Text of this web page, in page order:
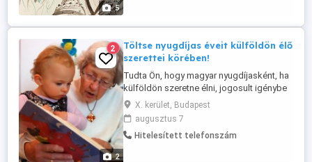
5
több ...
2
2
Töltse nyugdíjas éveit külföldön élő
szerettei körében!
Tudta Ön, hogy magyar nyugdíjasként, ha
külföldön szeretne élni, jogosult igénybe
venni az adott országban az orvosi
ellátást a magyar Társadalombiztosítás
terhére? Szeretne külföldön magyar
nyugdíjasként élni? Van rá megoldás! Ha
X. kerület, Budapest
augusztus 7
Hitelesített telefonszám